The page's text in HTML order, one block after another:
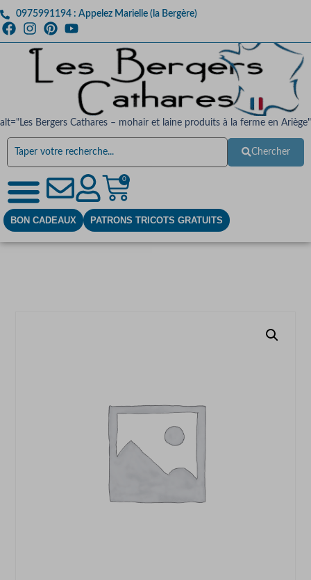
0975991194 : Appelez Marielle (la Bergère)
alt="Les Bergers Cathares – mohair et laine produits à la ferme en Ariège"
Chercher
0
BON CADEAUX PATRONS TRICOTS GRATUITS